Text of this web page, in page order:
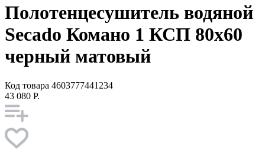
Полотенцесушитель водяной
Secado Комано 1 КСП 80x60
черный матовый
Код товара 4603777441234
43 080 Р.